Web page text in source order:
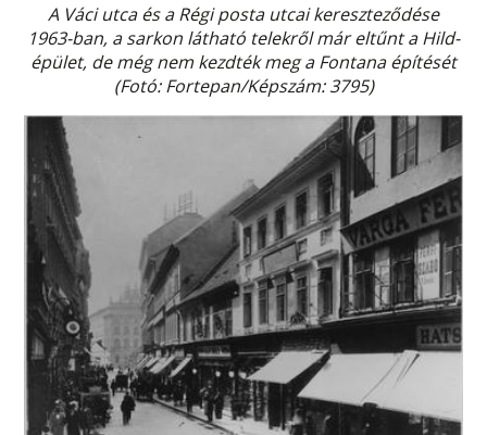
A Váci utca és a Régi posta utcai kereszteződése
1963-ban, a sarkon látható telekről már eltűnt a Hild-
épület, de még nem kezdték meg a Fontana építését
(Fotó: Fortepan/Képszám: 3795)